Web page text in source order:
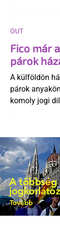
Fico már
párok
A külföldön
párok
komoly jogi
egyértelműen
elismerését.
is vita
kellene-e
OUT
A többség
Tovább